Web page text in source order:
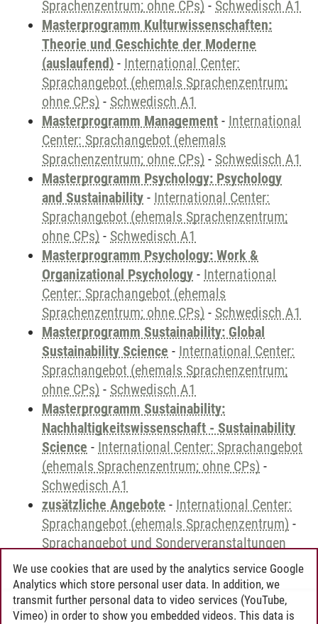
Sprachenzentrum; ohne CPs) - Schwedisch A1
Masterprogramm Kulturwissenschaften:
Theorie und Geschichte der Moderne
(auslaufend) - International Center:
Sprachangebot (ehemals Sprachenzentrum;
ohne CPs) - Schwedisch A1
Masterprogramm Management - International
Center: Sprachangebot (ehemals
Sprachenzentrum; ohne CPs) - Schwedisch A1
Masterprogramm Psychology: Psychology
and Sustainability - International Center:
Sprachangebot (ehemals Sprachenzentrum;
ohne CPs) - Schwedisch A1
Masterprogramm Psychology: Work &
Organizational Psychology - International
Center: Sprachangebot (ehemals
Sprachenzentrum; ohne CPs) - Schwedisch A1
Masterprogramm Sustainability: Global
Sustainability Science - International Center:
Sprachangebot (ehemals Sprachenzentrum;
ohne CPs) - Schwedisch A1
Masterprogramm Sustainability:
Nachhaltigkeitswissenschaft - Sustainability
Science - International Center: Sprachangebot
(ehemals Sprachenzentrum; ohne CPs) -
Schwedisch A1
zusätzliche Angebote - International Center:
Sprachangebot (ehemals Sprachenzentrum) -
Sprachangebot und Sonderveranstaltungen
Andreea Tribel 30.06.2024
We use cookies that are used by the analytics service Google
Analytics which store personal user data. In addition, we
transmit further personal data to video services (YouTube,
Vimeo) in order to show you embedded videos. This data is